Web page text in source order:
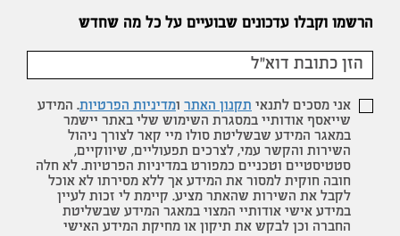
הרשמו וקבלו עדכונים שבועיים על כל מה שחדש
אני מסכים לתנאי תקנון האתר ומדיניות הפרטיות. המידע
שייאסף אודותיי במסגרת השימוש שלי באתר יישמר
במאגר המידע שבשליטת סולו מיי קאר לצורך ניהול
השירות והקשר עמי, לצרכים תפעוליים, שיווקיים,
סטטיסטיים וטכניים כמפורט במדיניות הפרטיות. לא חלה
חובה חוקית למסור את המידע אך ללא מסירתו לא אוכל
לקבל את השירות שהאתר מציע. קיימת לי זכות לעיין
במידע אישי אודותיי המצוי במאגר המידע שבשליטת
החברה וכן לבקש את תיקון או מחיקת המידע האישי